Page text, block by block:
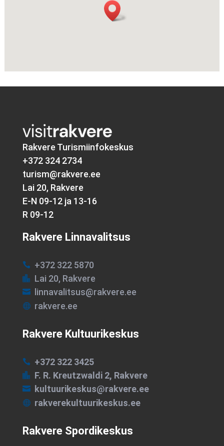
Rakvere Turismiinfokeskus
+372 324 2734
turism@rakvere.ee
Lai 20, Rakvere
E-N 09-12 ja 13-16
R 09-12
Rakvere Linnavalitsus
 +372 322 5870
 Lai 20, Rakvere
 linnavalitsus@rakvere.ee
 rakvere.ee
Rakvere Kultuurikeskus
 +372 322 3425
 F. R. Kreutzwaldi 2, Rakvere
 kultuurikeskus@rakvere.ee
 rakverekultuurikeskus.ee
Rakvere Spordikeskus